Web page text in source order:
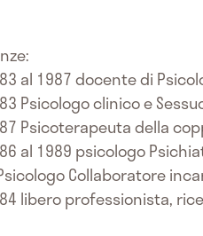
al 1987 docente di
Psicologo clinico e
Psicoterapeuta della
al 1989 psicologo
Collaboratore
libero professionista,